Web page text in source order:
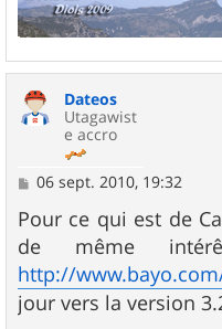
Dateos
Utagawist
e accro
M
s
s
a
g
e
06 sept. 2010, 19:32
Pour ce qui est de
de même
http://
jour vers la version